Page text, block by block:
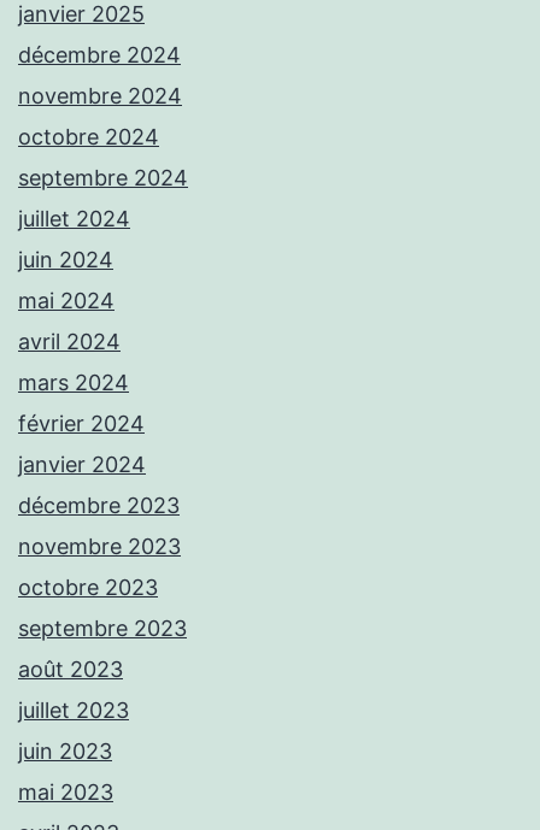
janvier 2025
décembre 2024
novembre 2024
octobre 2024
septembre 2024
juillet 2024
juin 2024
mai 2024
avril 2024
mars 2024
février 2024
janvier 2024
décembre 2023
novembre 2023
octobre 2023
septembre 2023
août 2023
juillet 2023
juin 2023
mai 2023